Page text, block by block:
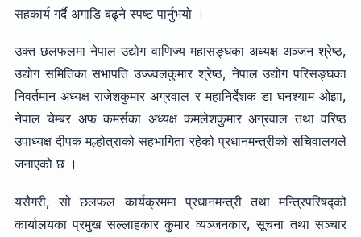
सहकार्य गर्दै अगाडि बढ्ने स्पष्ट पार्नुभयो ।
उक्त छलफलमा नेपाल उद्योग वाणिज्य महासङ्घका अध्यक्ष अञ्जन श्रेष्ठ,
उद्योग समितिका सभापति उज्ज्वलकुमार श्रेष्ठ, नेपाल उद्योग परिसङ्घका
निवर्तमान अध्यक्ष राजेशकुमार अग्रवाल र महानिर्देशक डा घनश्याम ओझा,
नेपाल चेम्बर अफ कमर्सका अध्यक्ष कमलेशकुमार अग्रवाल तथा वरिष्ठ
उपाध्यक्ष दीपक मल्होत्राको सहभागिता रहेको प्रधानमन्त्रीको सचिवालयले
जनाएको छ ।
यसैगरी, सो छलफल कार्यक्रममा प्रधानमन्त्री तथा मन्त्रिपरिषद्को
कार्यालयका प्रमुख सल्लाहकार कुमार व्यञ्जनकार, सूचना तथा सञ्चार